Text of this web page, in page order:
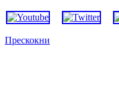
Прескокни